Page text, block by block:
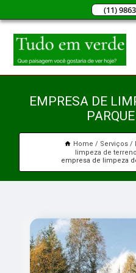
(11)
EMPRESA DE
Home Serviços
limpeza de
empresa de limpeza